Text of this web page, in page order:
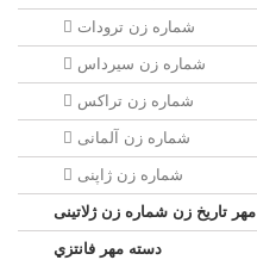
شماره زن ترودات
شماره زن سيرداس
شماره زن تراکس
شماره زن آلمانی
شماره زن ژاپنی
مهر تاریخ زن شماره زن ژلاتینی
دسته مهر فانتزي